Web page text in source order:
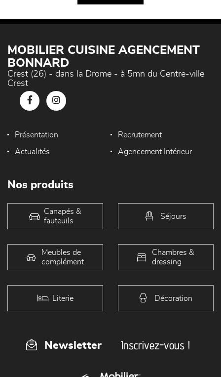
MOBILIER CUISINE AGENCEMENT
BONNARD
Crest (26) - dans la Drome - à 5mn du Centre-ville
Crest
Présentation Recrutement
Actualités Agencement Intérieur
Nos produits
Canapés &
fauteuils
Séjours
Meubles de
complément
Chambres &
dressing
Literie Décoration
Newsletter Inscrivez-vous !